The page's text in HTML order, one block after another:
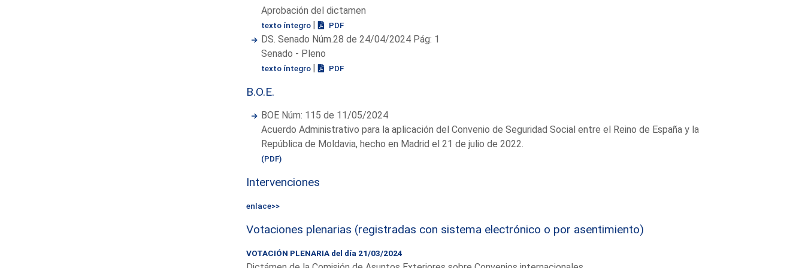
Aprobación del dictamen
texto íntegro | PDF
DS. Senado Núm.28 de 24/04/2024 Pág: 1
Senado - Pleno
texto íntegro | PDF
B.O.E.
BOE Núm: 115 de 11/05/2024
Acuerdo Administrativo para la aplicación del Convenio de Seguridad Social entre el Reino de España y la
República de Moldavia, hecho en Madrid el 21 de julio de 2022.
(PDF)
Intervenciones
enlace>>
Votaciones plenarias (registradas con sistema electrónico o por asentimiento)
VOTACIÓN PLENARIA del día 21/03/2024